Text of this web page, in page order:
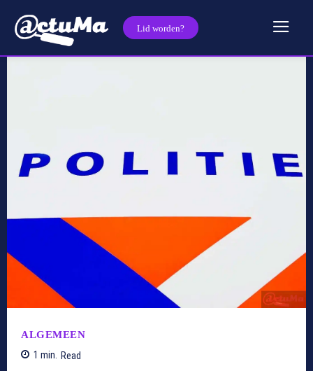
Lid worden?
ALGEMEEN
1 min. Read